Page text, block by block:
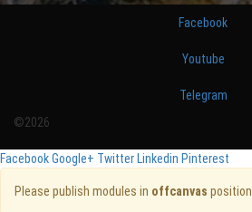
Facebook
Youtube
Telegram
©2026
FacebookGoogle+ TwitterLinkedin Pinterest
Please publish modules in offcanvas position.